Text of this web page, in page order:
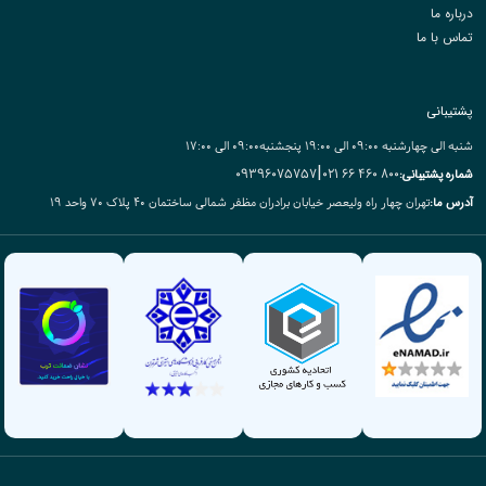
درباره ما
تماس با ما
پشتیبانی
شنبه الی چهارشنبه ۰9:۰۰ الی 19:۰۰ پنجشنبه۰9:۰۰ الی 17:00
شماره پشتیبانی:800 460 66 021
|
09396075757
آدرس ما:تهران چهار راه ولیعصر خیابان برادران مظفر شمالی ساختمان ۴۰ پلاک ۷۰ واحد ۱۹